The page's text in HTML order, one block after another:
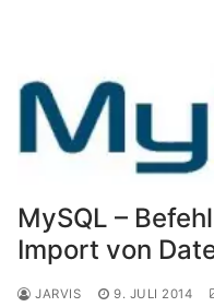
MySQL –
Import von
JARVIS 9. JULI 2014